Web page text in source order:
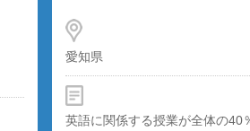
愛知県
英語に関係する授業が全体の40